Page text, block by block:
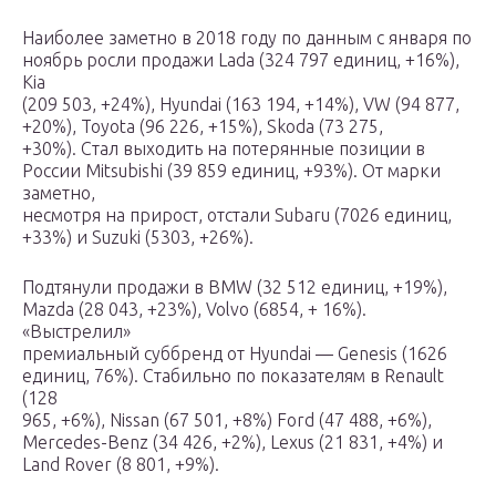
Наиболее заметно в 2018 году по данным с января по
ноябрь росли продажи Lada (324 797 единиц, +16%),
Kia
(209 503, +24%), Hyundai (163 194, +14%), VW (94 877,
+20%), Toyota (96 226, +15%), Skoda (73 275,
+30%). Стал выходить на потерянные позиции в
России Mitsubishi (39 859 единиц, +93%). От марки
заметно,
несмотря на прирост, отстали Subaru (7026 единиц,
+33%) и Suzuki (5303, +26%).
Подтянули продажи в BMW (32 512 единиц, +19%),
Mazda (28 043, +23%), Volvo (6854, + 16%).
«Выстрелил»
премиальный суббренд от Hyundai — Genesis (1626
единиц, 76%). Стабильно по показателям в Renault
(128
965, +6%), Nissan (67 501, +8%) Ford (47 488, +6%),
Mercedes-Benz (34 426, +2%), Lexus (21 831, +4%) и
Land Rover (8 801, +9%).